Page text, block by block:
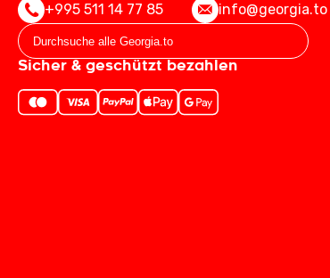
+995 511 14 77 85 info@georgia.to
Sicher & geschützt bezahlen